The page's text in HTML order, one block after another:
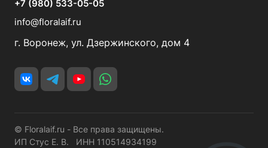
+7 (980) 533-05-05
info@floralaif.ru
г. Воронеж, ул. Дзержинского, дом 4
© Floralaif.ru - Все права защищены.
ИП Стус Е. В. ИНН 110514934199